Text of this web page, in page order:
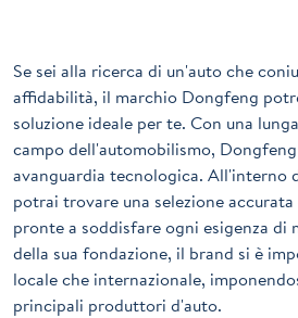
Se sei alla ricerca di un'auto che
affidabilità, il marchio Dongfeng
soluzione ideale per te. Con una
campo dell'automobilismo,
avanguardia tecnologica. All'interno
potrai trovare una selezione
pronte a soddisfare ogni esigenza
della sua fondazione, il brand si è
locale che internazionale,
principali produttori d'auto.